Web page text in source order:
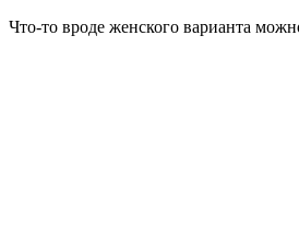
Что-то вроде женского варианта